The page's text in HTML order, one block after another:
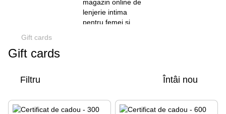
Gift cards
Gift cards
Filtru Întâi nou